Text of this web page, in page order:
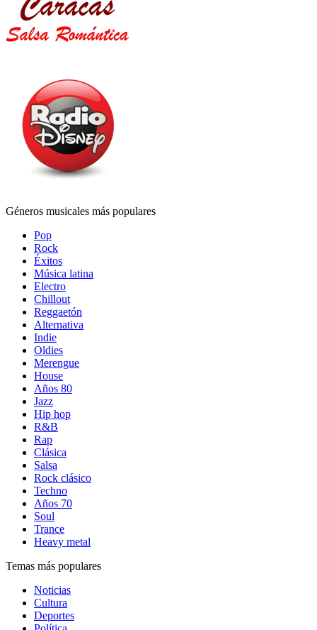
Géneros musicales más populares
Pop
Rock
Éxitos
Música latina
Electro
Chillout
Reggaetón
Alternativa
Indie
Oldies
Merengue
House
Años 80
Jazz
Hip hop
R&B
Rap
Clásica
Salsa
Rock clásico
Techno
Años 70
Soul
Trance
Heavy metal
Temas más populares
Noticias
Cultura
Deportes